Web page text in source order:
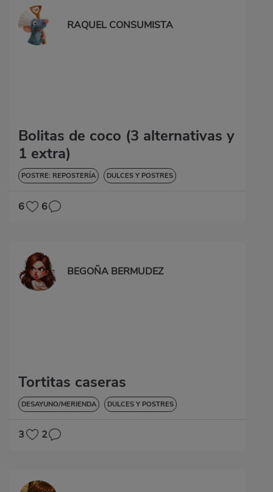
RAQUEL CONSUMISTA
Bolitas de coco (3 alternativas y
1 extra)
POSTRE: REPOSTERÍA DULCES Y POSTRES
6 6
BEGOÑA BERMUDEZ
Tortitas caseras
DESAYUNO/MERIENDA DULCES Y POSTRES
3 2